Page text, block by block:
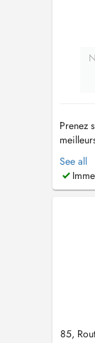
Prenez
équipe
pour
See all
85,